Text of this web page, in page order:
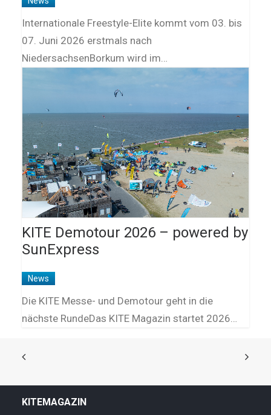
Internationale Freestyle-Elite kommt vom 03. bis
07. Juni 2026 erstmals nach
NiedersachsenBorkum wird im…
KITE Demotour 2026 – powered by
SunExpress
News
Die KITE Messe- und Demotour geht in die
nächste RundeDas KITE Magazin startet 2026…
KITEMAGAZIN